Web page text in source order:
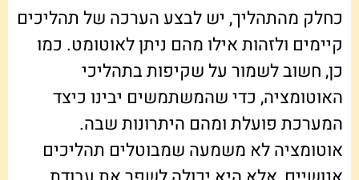
כחלק מהתהליך, יש לבצע הערכה של תהליכים
קיימים ולזהות אילו מהם ניתן לאוטומט. כמו
כן, חשוב לשמור על שקיפות בתהליכי
האוטומציה, כדי שהמשתמשים יבינו כיצד
המערכת פועלת ומהם היתרונות שבה.
אוטומציה לא משמעה שמבוטלים תהליכים